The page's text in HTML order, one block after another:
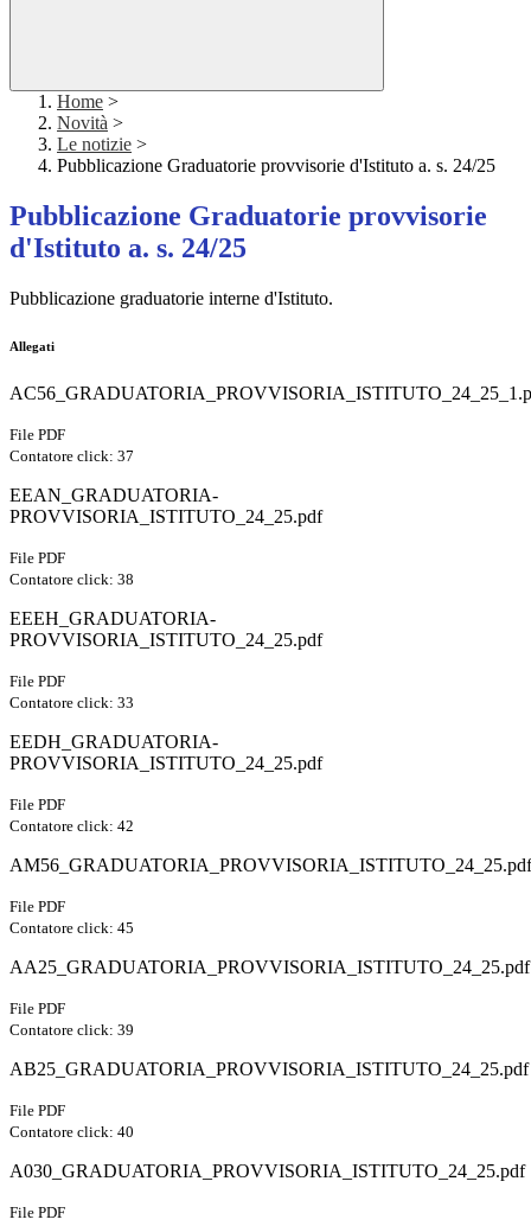
Home >
Novità >
Le notizie >
Pubblicazione Graduatorie provvisorie d'Istituto a. s. 24/25
Pubblicazione Graduatorie provvisorie
d'Istituto a. s. 24/25
Pubblicazione graduatorie interne d'Istituto.
Allegati
File PDF
Contatore click: 37
EEAN_GRADUATORIA-
PROVVISORIA_ISTITUTO_24_25.pdf
File PDF
Contatore click: 38
EEEH_GRADUATORIA-
PROVVISORIA_ISTITUTO_24_25.pdf
File PDF
Contatore click: 33
EEDH_GRADUATORIA-
PROVVISORIA_ISTITUTO_24_25.pdf
File PDF
Contatore click: 42
AM56_GRADUATORIA_PROVVISORIA_ISTITUTO_24_25.pdf
File PDF
Contatore click: 45
AA25_GRADUATORIA_PROVVISORIA_ISTITUTO_24_25.pdf
File PDF
Contatore click: 39
AB25_GRADUATORIA_PROVVISORIA_ISTITUTO_24_25.pdf
File PDF
Contatore click: 40
A030_GRADUATORIA_PROVVISORIA_ISTITUTO_24_25.pdf
File PDF